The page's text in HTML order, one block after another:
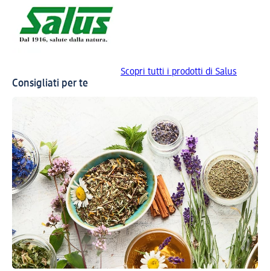
Scopri tutti i prodotti di Salus
Consigliati per te